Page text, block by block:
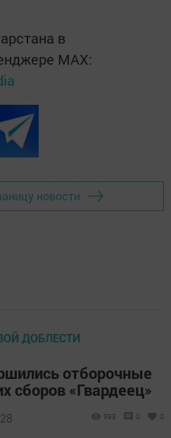
в
MАХ:
новости
ДОБЛЕСТИ
отборочные
сборов «Гвардеец»
393 0 0